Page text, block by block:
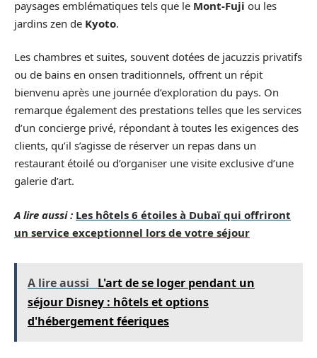
paysages emblématiques tels que le Mont-Fuji ou les
jardins zen de Kyoto.
Les chambres et suites, souvent dotées de jacuzzis privatifs
ou de bains en onsen traditionnels, offrent un répit
bienvenu après une journée d’exploration du pays. On
remarque également des prestations telles que les services
d’un concierge privé, répondant à toutes les exigences des
clients, qu’il s’agisse de réserver un repas dans un
restaurant étoilé ou d’organiser une visite exclusive d’une
galerie d’art.
A lire aussi : Les hôtels 6 étoiles à Dubaï qui offriront
un service exceptionnel lors de votre séjour
A lire aussi
L'art de se loger pendant un
séjour Disney : hôtels et options
d'hébergement féeriques